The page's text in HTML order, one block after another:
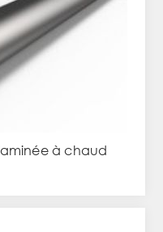
à chaud